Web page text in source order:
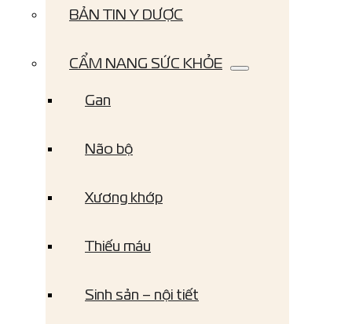
BẢN TIN Y DƯỢC
CẨM NANG SỨC KHỎE
Gan
Não bộ
Xương khớp
Thiếu máu
Sinh sản – nội tiết